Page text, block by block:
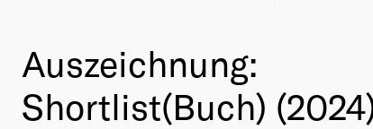
Auszeichnung:
Shortlist(Buch)